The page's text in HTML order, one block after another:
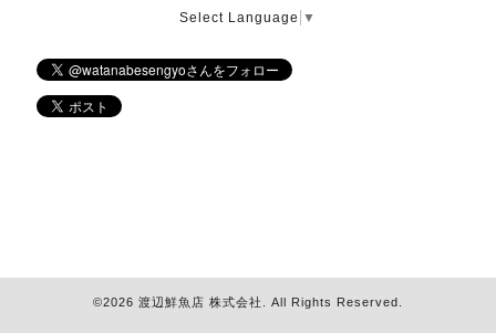
Select Language ▼
©2026 渡辺鮮魚店 株式会社 . All Rights Reserved.